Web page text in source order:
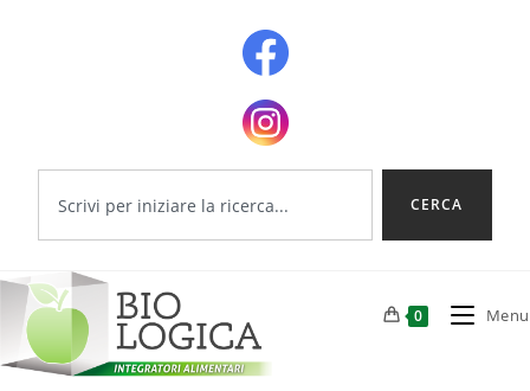
CERCA
0 Menu